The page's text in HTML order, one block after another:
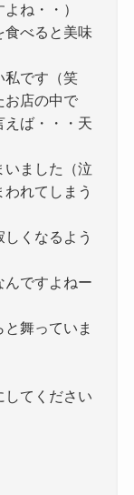
ね・・）
食べると美味
私です（笑
お店の中で
えば・・・天
いました（泣
れてしまう
くなるよう
んですよねー
舞っていま
してください